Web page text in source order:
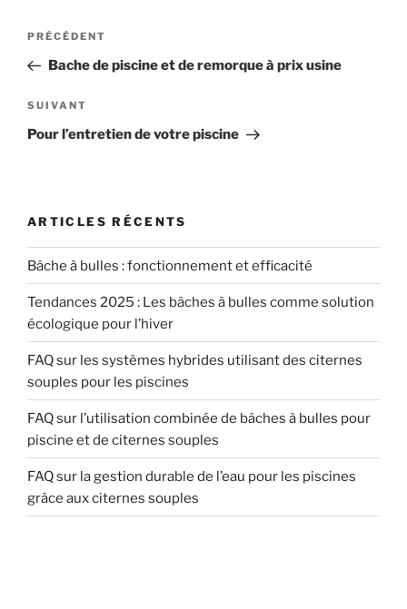
Navigation
l’article
Article
précédent
PRÉCÉDENT
Bache de piscine et de remorque à prix usine
Article
suivant
SUIVANT
Pour l’entretien de votre piscine
ARTICLES RÉCENTS
Bâche à bulles : fonctionnement et efficacité
Tendances 2025 : Les bâches à bulles comme solution
écologique pour l’hiver
FAQ sur les systèmes hybrides utilisant des citernes
souples pour les piscines
FAQ sur l’utilisation combinée de bâches à bulles pour
piscine et de citernes souples
FAQ sur la gestion durable de l’eau pour les piscines
grâce aux citernes souples